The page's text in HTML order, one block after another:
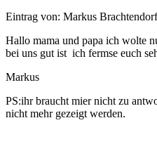
Eintrag von: Markus
Hallo mama und papa ich wolte
bei uns gut ist ich fermse euch
Markus
PS:ihr braucht mier nicht zu
nicht mehr gezeigt werden.